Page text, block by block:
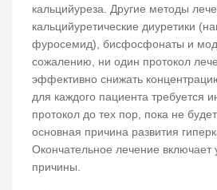
кальцийуреза. Другие методы
кальцийуретические диуретики
фуросемид), бисфосфонаты и
сожалению, ни один протокол
эффективно снижать
для каждого пациента требуется
протокол до тех пор, пока не
основная причина развития
Окончательное лечение включает
причины.